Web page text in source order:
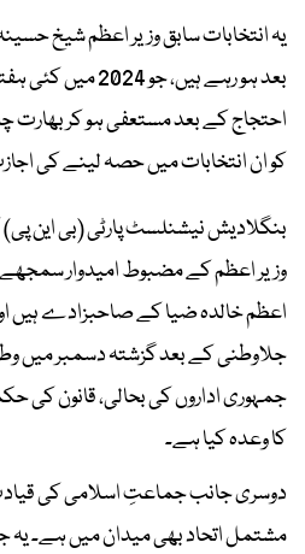
یہ انتخابات سابق وزیر اعظم شیخ
بعد ہو رہے ہیں، جو
احتجاج کے بعد مستعفی ہو کر
کو ان انتخابات میں حصہ لینے کی
بنگلادیش نیشنلسٹ پارٹی (بی این
وزیر اعظم کے مضبوط امیدوار سمجھے
جلاوطنی کے بعد گزشتہ دسمبر میں
جمہوری اداروں کی بحالی، قانون کی
کا وعدہ کیا ہے۔
مشتمل اتحاد بھی میدان میں ہے۔